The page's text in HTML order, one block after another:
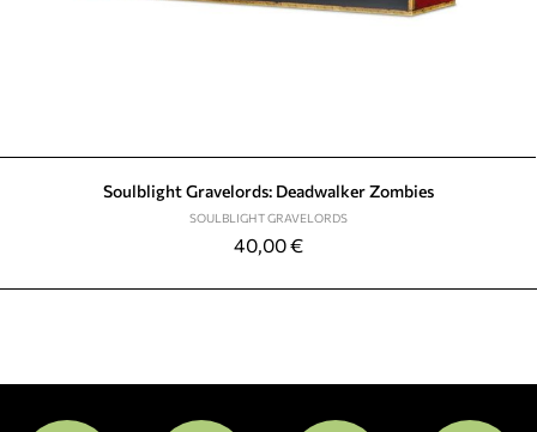
Soulblight Gravelords: Deadwalker Zombies
SOULBLIGHT GRAVELORDS
40,00€